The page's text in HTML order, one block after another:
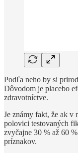
Podľa neho by si
Dôvodom je placebo
zdravotníctve.
Je známy fakt, že ak v
polovici testovaných
zvyčajne 30 % až 60
príznakov.